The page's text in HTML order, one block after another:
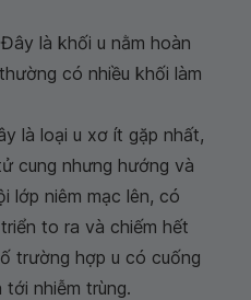
là khối u nằm hoàn
có nhiều khối làm
là loại u xơ ít gặp nhất,
cung nhưng hướng và
lớp niêm mạc lên, có
to ra và chiếm hết
trường hợp u có cuống
nhiễm trùng.